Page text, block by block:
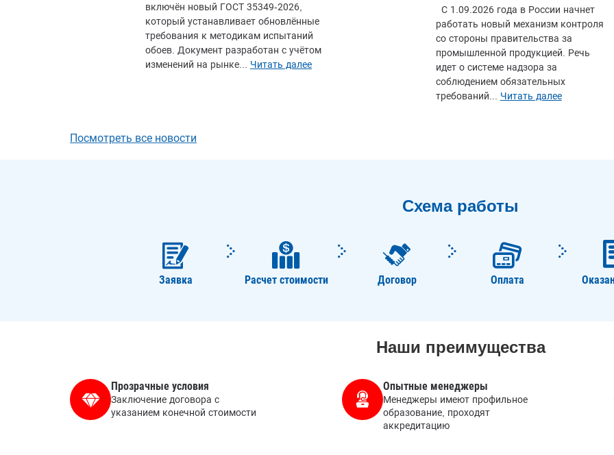
включён новый ГОСТ 35349-2026,
который устанавливает обновлённые
требования к методикам испытаний
обоев. Документ разработан с учётом
изменений на рынке... Читать далее
С 1.09.2026 года в России начнет
работать новый механизм контроля
со стороны правительства за
промышленной продукцией. Речь
идет о системе надзора за
соблюдением обязательных
требований... Читать далее
Посмотреть все новости
Схема работы
Заявка Расчет стоимости Договор Оплата
Наши преимущества
Прозрачные условия
Заключение договора с
указанием конечной стоимости
Опытные менеджеры
Менеджеры имеют профильное
образование, проходят
аккредитацию